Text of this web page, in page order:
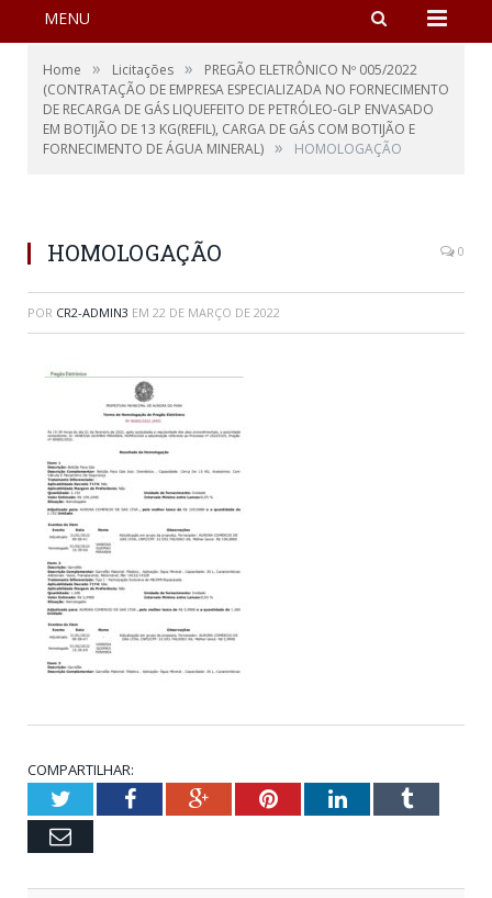
MENU
Home » Licitações »
PREGÃO ELETRÔNICO Nº 005/2022
(CONTRATAÇÃO DE EMPRESA ESPECIALIZADA NO FORNECIMENTO
DE RECARGA DE GÁS LIQUEFEITO DE PETRÓLEO-GLP ENVASADO
EM BOTIJÃO DE 13 KG(REFIL), CARGA DE GÁS COM BOTIJÃO E
FORNECIMENTO DE ÁGUA MINERAL) » HOMOLOGAÇÃO
HOMOLOGAÇÃO 0
POR CR2-ADMIN3 EM 22 DE MARÇO DE 2022
COMPARTILHAR:
TwitterFacebookGoogle+PinterestLinkedInTumblr
Email